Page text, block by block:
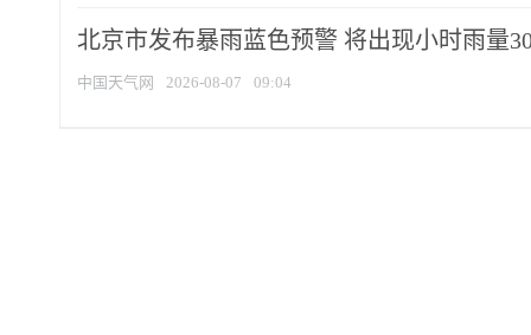
北京市发布暴雨蓝色预警 将出现小时雨量
中国天气网 2026-08-07 09:04